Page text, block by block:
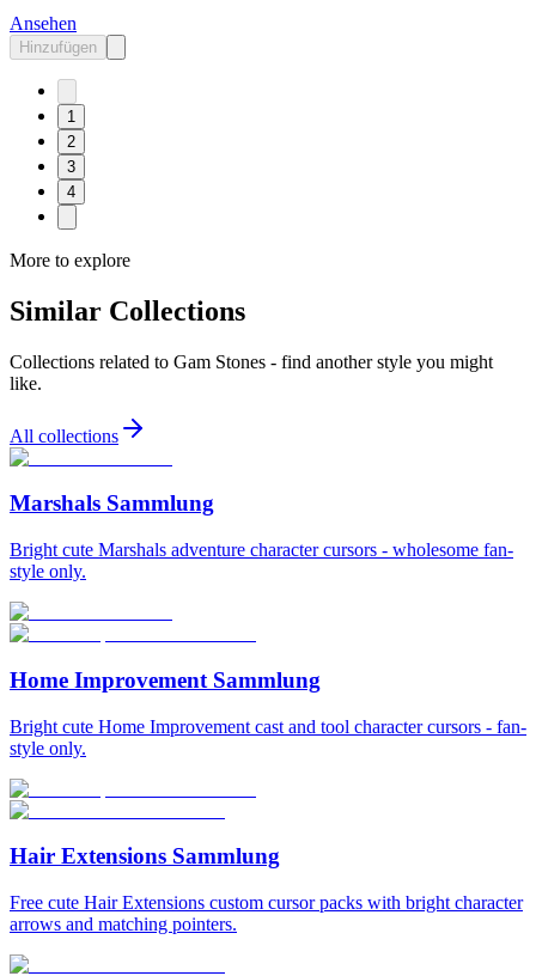
Ansehen
Hinzufügen
1
2
3
4
More to explore
Similar Collections
Collections related to Gam Stones - find another style you might
like.
All collections
Marshals Sammlung
Bright cute Marshals adventure character cursors - wholesome fan-
style only.
Home Improvement Sammlung
Bright cute Home Improvement cast and tool character cursors - fan-
style only.
Hair Extensions Sammlung
Free cute Hair Extensions custom cursor packs with bright character
arrows and matching pointers.